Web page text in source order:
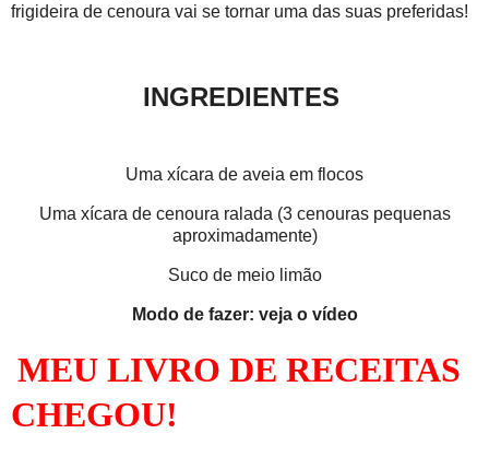
frigideira de cenoura vai se tornar uma das suas preferidas!
INGREDIENTES
Uma xícara de aveia em flocos
Uma xícara de cenoura ralada (3 cenouras pequenas
aproximadamente)
Suco de meio limão
Modo de fazer: veja o vídeo
MEU LIVRO DE RECEITAS
CHEGOU!